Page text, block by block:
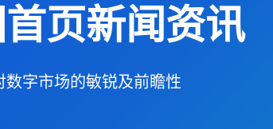
页新闻资讯
数字市场的敏锐及前瞻性